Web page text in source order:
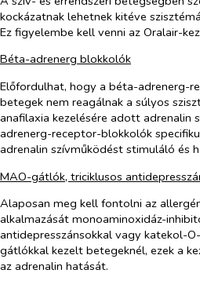
kockázatnak lehetnek kitéve
Ez figyelembe kell venni az Oralair-
Béta-adrenerg blokkolók
Előfordulhat, hogy a béta-adrenerg-
betegek nem reagálnak a súlyos
anafilaxia kezelésére adott adrenalin
adrenerg-receptor-blokkolók
adrenalin szívműködést stimuláló és
MAO-gátlók, triciklusos
Alaposan meg kell fontolni az
alkalmazását monoaminoxidáz-
antidepresszánsokkal vagy katekol-
gátlókkal kezelt betegeknél, ezek a
az adrenalin hatását.